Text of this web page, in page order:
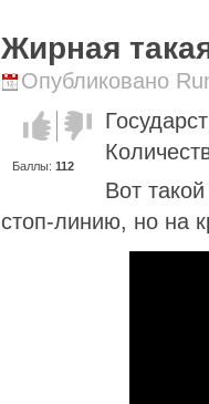
Жирная
Опубликовано
Голос за!Голос
против!
Баллы: 112
Вот
стоп-линию, но на